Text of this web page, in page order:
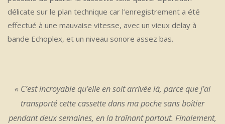
délicate sur le plan technique car l’enregistrement a été
effectué à une mauvaise vitesse, avec un vieux delay à
bande Echoplex, et un niveau sonore assez bas.
« C’est incroyable qu’elle en soit arrivée là, parce que j’ai
transporté cette cassette dans ma poche sans boîtier
pendant deux semaines, en la traînant partout. Finalement,